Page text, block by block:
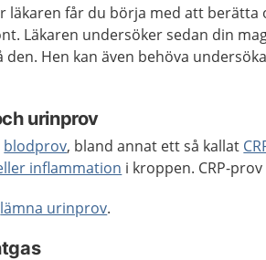
läkaren får du börja med att berätta
Läkaren undersöker sedan din
den. Hen kan även behöva
urinprov
blodprov, bland annat ett så kallat
inflammation i kroppen. CRP-
lämna urinprov.